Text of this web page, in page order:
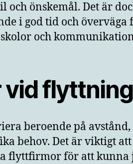
och önskemål. Det är
i god tid och överväga
och
vid flyttning
beroende på
behov. Det är viktigt
flyttfirmor för att kunna